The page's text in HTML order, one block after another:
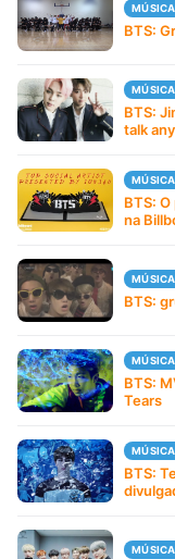
MÚSICA
BTS:
MÚSICA
BTS:
talk
MÚSICA
BTS:
na
MÚSICA
BTS:
MÚSICA
BTS:
Tears
MÚSICA
BTS:
MÚSICA